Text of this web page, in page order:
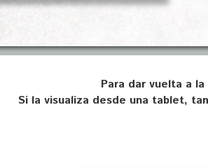
Para dar vuelta a
Si la visualiza desde una tablet,